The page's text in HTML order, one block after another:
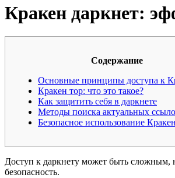
Кракен даркнет:
Содержание
Основные принципы доступа к
Кракен тор: что это такое?
Как защитить себя в даркнете
Методы поиска актуальных
Безопасное использование Кракен
Доступ к даркнету может быть сложным,
безопасность.